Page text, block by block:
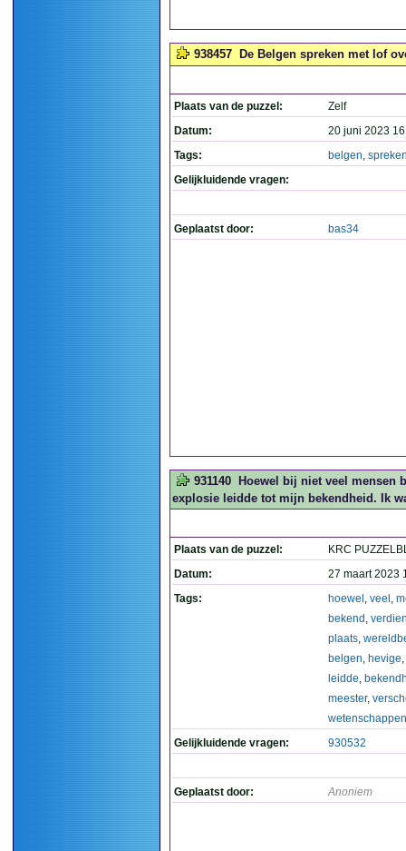
938457 De Belgen spreken met lof
Plaats van de puzzel:
Zelf
Datum:
20 juni 2023
Tags:
belgen,
Gelijkluidende vragen:
Geplaatst door: bas34
931140
Hoewel bij niet veel mensen
explosie leidde tot mijn bekendheid. Ik
Plaats van de puzzel:
KRC
Datum:
27 maart 2023
Tags:
hoewel , veel ,
bekend ,
plaats,
belgen, hevige,
leidde,
meester,
wetenschappen
Gelijkluidende vragen:
930532
Geplaatst door: Anoniem